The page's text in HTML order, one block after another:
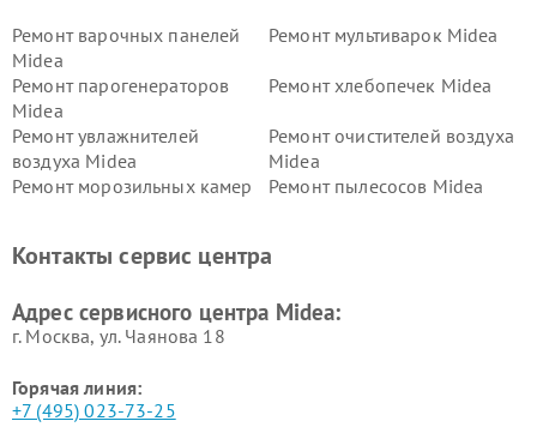
Ремонт варочных панелей
Midea
Ремонт мультиварок Midea
Ремонт парогенераторов
Midea
Ремонт хлебопечек Midea
Ремонт увлажнителей
воздуха Midea
Ремонт очистителей воздуха
Midea
Ремонт морозильных камер
Ремонт пылесосов Midea
пылесосов Midea
Midea
Контакты сервис центра
Адрес сервисного центра Midea:
г. Москва, ул. Чаянова 18
Горячая линия:
+7 (495) 023-73-25